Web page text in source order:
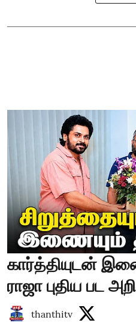
கார்த்தியுடன்
ராஜா புதிய பட
thanthitv